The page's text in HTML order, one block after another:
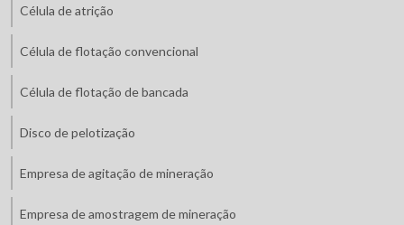
Célula de atrição
Célula de flotação convencional
Célula de flotação de bancada
Disco de pelotização
Empresa de agitação de mineração
Empresa de amostragem de mineração